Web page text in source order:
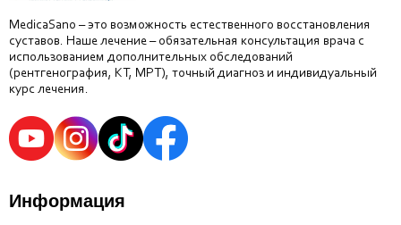
MedicaSano – это возможность естественного восстановления
суставов. Наше лечение – обязательная консультация врача с
использованием дополнительных обследований
(рентгенография, КТ, МРТ), точный диагноз и индивидуальный
курс лечения.
Информация